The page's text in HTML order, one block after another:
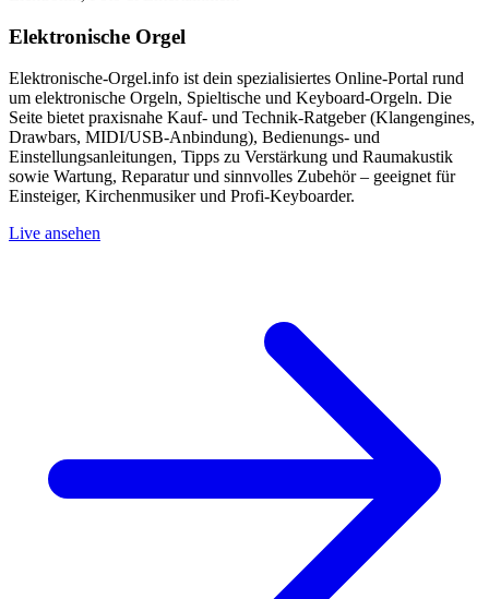
Elektronische Orgel
Elektronische-Orgel.info ist dein spezialisiertes Online-Portal rund
um elektronische Orgeln, Spieltische und Keyboard-Orgeln. Die
Seite bietet praxisnahe Kauf- und Technik-Ratgeber (Klangengines,
Drawbars, MIDI/USB-Anbindung), Bedienungs- und
Einstellungsanleitungen, Tipps zu Verstärkung und Raumakustik
sowie Wartung, Reparatur und sinnvolles Zubehör – geeignet für
Einsteiger, Kirchenmusiker und Profi-Keyboarder.
Live ansehen